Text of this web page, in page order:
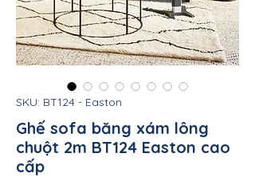
SKU: BT124 - Easton
Ghế sofa băng xám lông
chuột 2m BT124 Easton cao
cấp